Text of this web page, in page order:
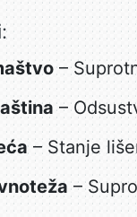
:
–
–
– Stanje
–